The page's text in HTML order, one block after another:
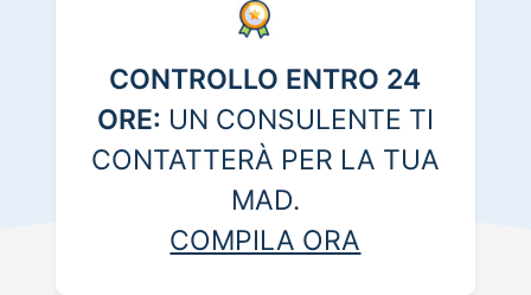
CONTROLLO ENTRO 24
ORE: UN CONSULENTE TI
CONTATTERÀ PER LA TUA
MAD.
COMPILA ORA